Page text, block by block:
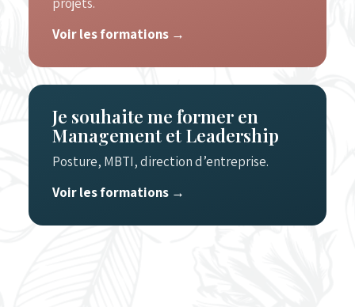
projets.
Voir les formations →
Je souhaite me former en
Management et Leadership
Posture, MBTI, direction d’entreprise.
Voir les formations →